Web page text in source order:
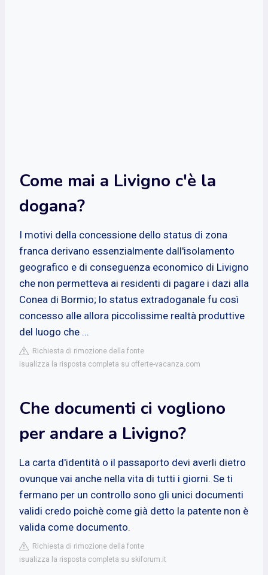
Come mai a Livigno c'è la
dogana?
I motivi della concessione dello status di zona
franca derivano essenzialmente dall'isolamento
geografico e di conseguenza economico di Livigno
che non permetteva ai residenti di pagare i dazi alla
Conea di Bormio; lo status extradoganale fu così
concesso alle allora piccolissime realtà produttive
del luogo che ...
Richiesta di rimozione della fonte
isualizza la risposta completa su offerte-vacanza.com
Che documenti ci vogliono
per andare a Livigno?
La carta d'identità o il passaporto devi averli dietro
ovunque vai anche nella vita di tutti i giorni. Se ti
fermano per un controllo sono gli unici documenti
validi credo poichè come già detto la patente non è
valida come documento.
Richiesta di rimozione della fonte
isualizza la risposta completa su skiforum.it